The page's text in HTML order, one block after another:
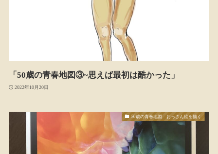
「50歳の青春地図③~思えば最初は酷かった」
2022年10月20日
50歳の青春地図 おっさん絵を描く